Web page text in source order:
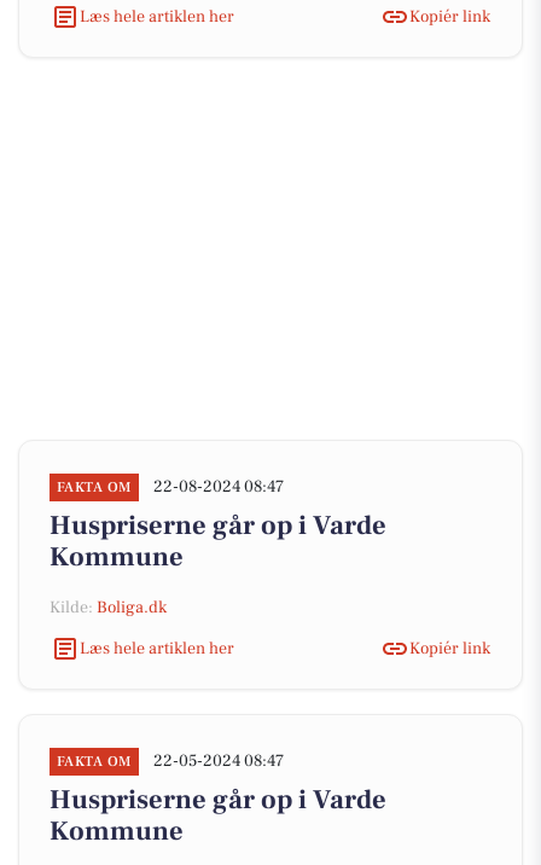
Læs hele artiklen her Kopiér link
FAKTA OM 22-08-2024 08:47
Huspriserne går op i Varde
Kommune
Kilde: Boliga.dk
Læs hele artiklen her
Kopiér link
FAKTA OM 22-05-2024 08:47
Huspriserne går op i Varde
Kommune